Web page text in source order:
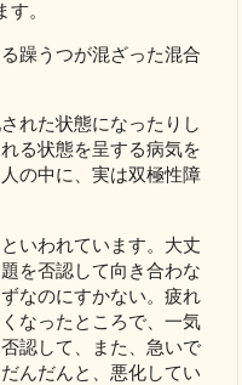
。
躁うつが混ざった混合
れた状態になったりし
る状態を呈する病気を
の中に、実は双極性障
いわれています。大丈
を否認して向き合わな
なのにすかない。疲れ
なったところで、一気
認して、また、急いで
んだんと、悪化してい